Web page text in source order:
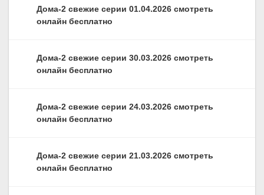
Дома-2 свежие серии 01.04.2026 смотреть
онлайн бесплатно
Дома-2 свежие серии 30.03.2026 смотреть
онлайн бесплатно
Дома-2 свежие серии 24.03.2026 смотреть
онлайн бесплатно
Дома-2 свежие серии 21.03.2026 смотреть
онлайн бесплатно